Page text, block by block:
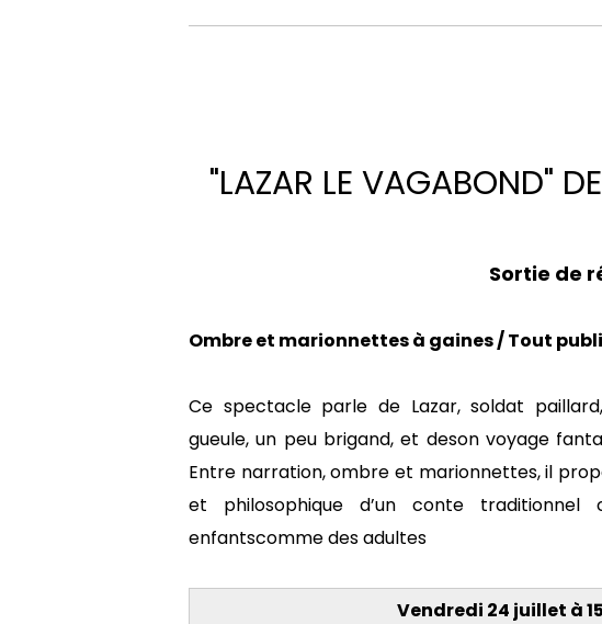
"LAZAR LE VAGABOND"
Sortie de
Ombre et marionnettes à gaines / Tout
Ce spectacle parle de Lazar, soldat
gueule, un peu brigand, et deson voyage
Entre narration, ombre et marionnettes, il
et philosophique d’un conte traditionnel
enfantscomme des adultes
Vendredi 24 juillet à